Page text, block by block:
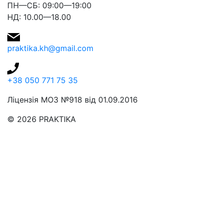
ПН—СБ: 09:00—19:00
НД: 10.00—18.00
praktika.kh@gmail.com
+38 050 771 75 35
Ліцензія МОЗ №918 від 01.09.2016
© 2026 PRAKTIKA